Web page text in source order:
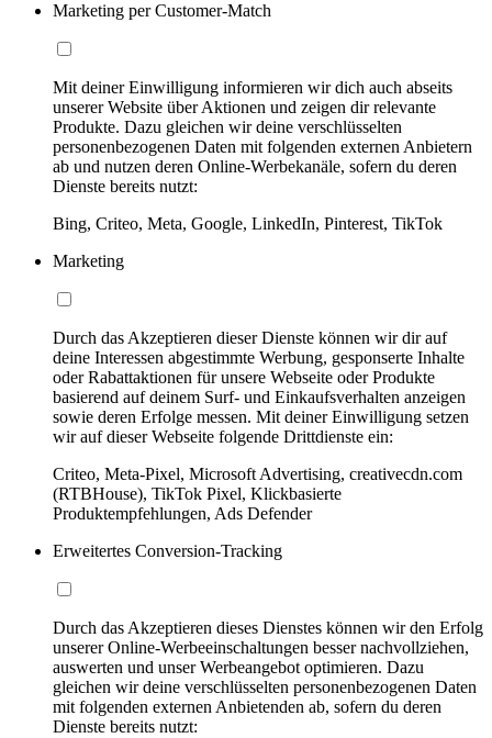
Marketing per Customer-Match
Mit deiner Einwilligung informieren wir dich auch abseits
unserer Website über Aktionen und zeigen dir relevante
Produkte. Dazu gleichen wir deine verschlüsselten
personenbezogenen Daten mit folgenden externen Anbietern
ab und nutzen deren Online-Werbekanäle, sofern du deren
Dienste bereits nutzt:
Bing, Criteo, Meta, Google, LinkedIn, Pinterest, TikTok
Marketing
Durch das Akzeptieren dieser Dienste können wir dir auf
deine Interessen abgestimmte Werbung, gesponserte Inhalte
oder Rabattaktionen für unsere Webseite oder Produkte
basierend auf deinem Surf- und Einkaufsverhalten anzeigen
sowie deren Erfolge messen. Mit deiner Einwilligung setzen
wir auf dieser Webseite folgende Drittdienste ein:
Criteo, Meta-Pixel, Microsoft Advertising, creativecdn.com
(RTBHouse), TikTok Pixel, Klickbasierte
Produktempfehlungen, Ads Defender
Erweitertes Conversion-Tracking
Durch das Akzeptieren dieses Dienstes können wir den Erfolg
unserer Online-Werbeeinschaltungen besser nachvollziehen,
auswerten und unser Werbeangebot optimieren. Dazu
gleichen wir deine verschlüsselten personenbezogenen Daten
mit folgenden externen Anbietenden ab, sofern du deren
Dienste bereits nutzt: